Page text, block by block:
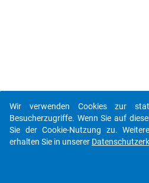
Wir verwenden Cookies zur
Besucherzugriffe. Wenn Sie auf
Sie der Cookie-Nutzung zu.
erhalten Sie in unserer